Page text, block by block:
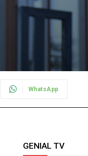
WhatsApp
GENIAL TV